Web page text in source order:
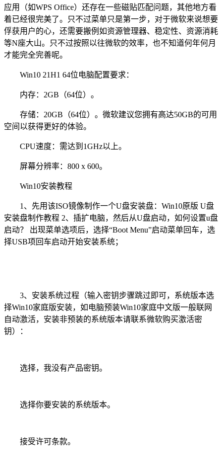
应用（如WPS Office）还存在一些磁贴匹配问题，其他地方看
着已经很完美了。只不过菜单只是第一步，对于微软来说想要
俘获用户的心，还需要搬例如资源管理器、稳定性、资源消耗
等N座大山。只不过按照以往微软的效率，也不知道何年何月
才能完全完善呢。
Win10 21H1 64位电脑配置要求：
内存：2GB（64位）。
存储：20GB（64位）。微软建议您拥有高达50GB的可用
空间以获得更好的体验。
CPU速度：需达到1GHz以上。
屏幕分辨率：800 x 600。
Win10安装教程
1、先用该ISO镜像制作一个U盘安装盘：Win10原版 U盘
安装盘制作教程 2、插扩电脑，然后从U盘启动，如何设置u盘
启动？ 出现菜单选项后，选择“Boot Menu”启动菜单回车，选
择USB项回车启动开始安装系统；
3、安装系统过程（输入密钥步骤跳过即可，系统版本选
择Win10家庭版安装，如电脑预装Win10家庭中文版一般联网
自动激活，安装非预装的系统版本请联系微软购买激活密
钥）：
选择，我没有产品密钥。
选择你要安装的系统版本。
接受许可条款。